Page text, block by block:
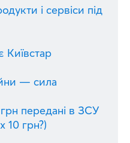
і сервіси під
Київстар
— сила
передані в ЗСУ
10 грн?)